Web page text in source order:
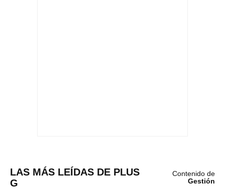
LAS MÁS LEÍDAS DE PLUS
G
Contenido de
Gestión